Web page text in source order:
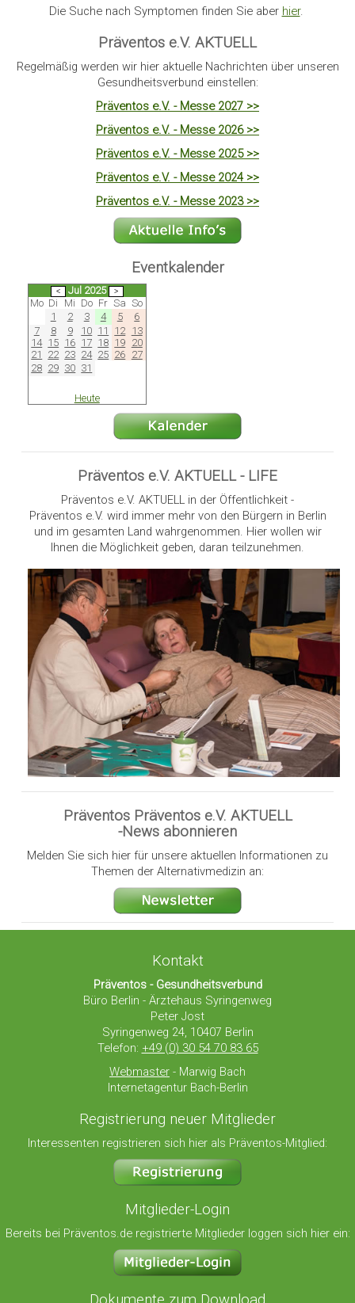
Die Suche nach Symptomen finden Sie aber hier.
Präventos e.V. AKTUELL
Regelmäßig werden wir hier aktuelle Nachrichten über unseren
Gesundheitsverbund einstellen:
Präventos e.V. - Messe 2027 >>
Präventos e.V. - Messe 2026 >>
Präventos e.V. - Messe 2025 >>
Präventos e.V. - Messe 2024 >>
Präventos e.V. - Messe 2023 >>
Eventkalender
Jul 2025
Mo Di Mi Do Fr Sa So
1
2 3 4 5
6
7
8 9 10 11 12 13
14 15 16 17 18 19 20
21
22 23 24 25 26 27
28 29 30 31
Heute
Präventos e.V. AKTUELL - LIFE
Präventos e.V. AKTUELL in der Öffentlichkeit -
Präventos e.V. wird immer mehr von den Bürgern in Berlin
und im gesamten Land wahrgenommen. Hier wollen wir
Ihnen die Möglichkeit geben, daran teilzunehmen.
Präventos Präventos e.V. AKTUELL
-News abonnieren
Melden Sie sich hier für unsere aktuellen Informationen zu
Themen der Alternativmedizin an:
Kontakt
Präventos - Gesundheitsverbund
Büro Berlin - Ärztehaus Syringenweg
Peter Jost
Syringenweg 24, 10407 Berlin
Telefon: +49 (0) 30 54 70 83 65
Webmaster - Marwig Bach
Internetagentur Bach-Berlin
Registrierung neuer Mitglieder
Interessenten registrieren sich hier als Präventos-Mitglied:
Mitglieder-Login
Bereits bei Präventos.de registrierte Mitglieder loggen sich hier ein: